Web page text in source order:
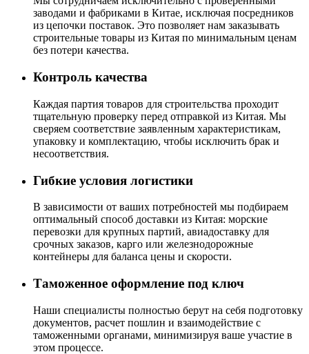
заводами и фабриками в Китае, исключая посредников
из цепочки поставок. Это позволяет нам заказывать
строительные товары из Китая по минимальным ценам
без потери качества.
Контроль качества
Каждая партия товаров для строительства проходит
тщательную проверку перед отправкой из Китая. Мы
сверяем соответствие заявленным характеристикам,
упаковку и комплектацию, чтобы исключить брак и
несоответствия.
Гибкие условия логистики
В зависимости от ваших потребностей мы подбираем
оптимальный способ доставки из Китая: морские
перевозки для крупных партий, авиадоставку для
срочных заказов, карго или железнодорожные
контейнеры для баланса цены и скорости.
Таможенное оформление под ключ
Наши специалисты полностью берут на себя подготовку
документов, расчет пошлин и взаимодействие с
таможенными органами, минимизируя ваше участие в
этом процессе.